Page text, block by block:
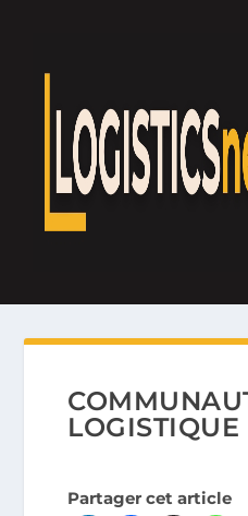
LOGISTIQUE
Partager cet article